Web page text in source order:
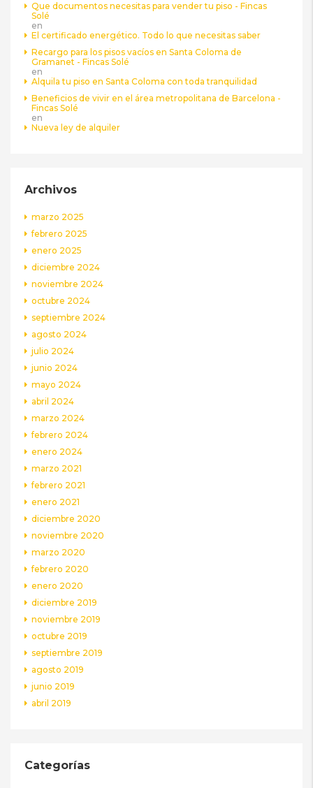
Que documentos necesitas para vender tu piso - Fincas
Solé
en
El certificado energético. Todo lo que necesitas saber
Recargo para los pisos vacíos en Santa Coloma de
Gramanet - Fincas Solé
en
Alquila tu piso en Santa Coloma con toda tranquilidad
Beneficios de vivir en el área metropolitana de Barcelona -
Fincas Solé
en
Nueva ley de alquiler
Archivos
marzo 2025
febrero 2025
enero 2025
diciembre 2024
noviembre 2024
octubre 2024
septiembre 2024
agosto 2024
julio 2024
junio 2024
mayo 2024
abril 2024
marzo 2024
febrero 2024
enero 2024
marzo 2021
febrero 2021
enero 2021
diciembre 2020
noviembre 2020
marzo 2020
febrero 2020
enero 2020
diciembre 2019
noviembre 2019
octubre 2019
septiembre 2019
agosto 2019
junio 2019
abril 2019
Categorías